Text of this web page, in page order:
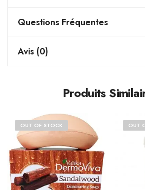
Questions Fréquentes
Avis (0)
Produits
OUT OF STOCK OUT